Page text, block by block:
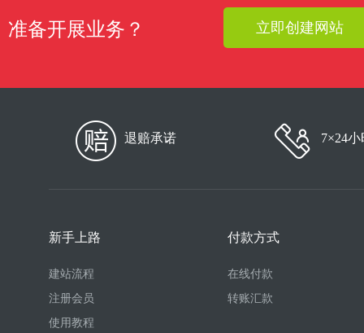
准备开展业务？ 立即创建网站
退赔承诺 7×24
新手上路
建站流程
注册会员
使用教程
付款方式
在线付款
转账汇款